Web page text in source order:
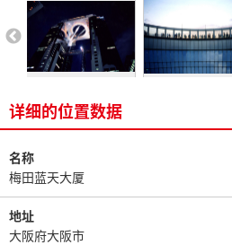
详细的位置数据
名称
梅田蓝天大厦
地址
大阪府大阪市